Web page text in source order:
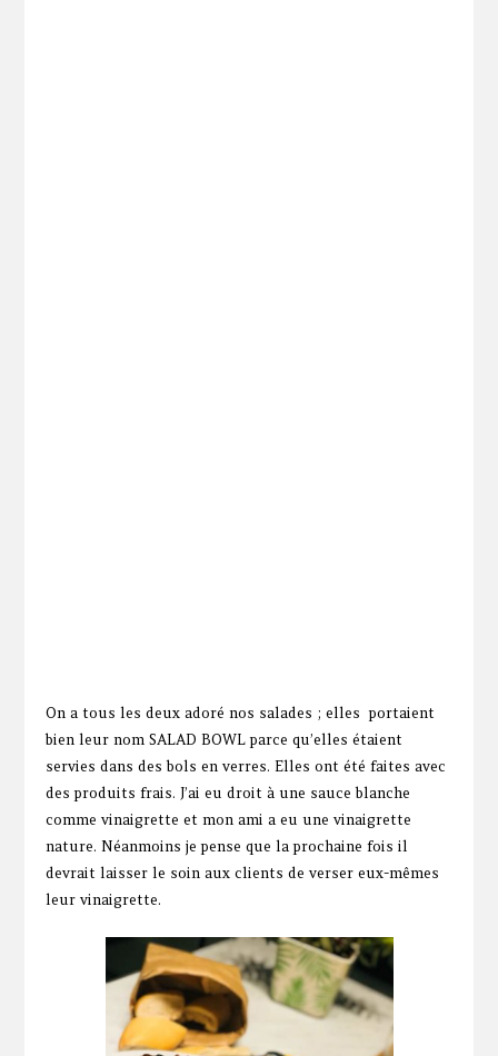
On a tous les deux adoré nos salades ; elles portaient
bien leur nom SALAD BOWL parce qu’elles étaient
servies dans des bols en verres. Elles ont été faites avec
des produits frais. J’ai eu droit à une sauce blanche
comme vinaigrette et mon ami a eu une vinaigrette
nature. Néanmoins je pense que la prochaine fois il
devrait laisser le soin aux clients de verser eux-mêmes
leur vinaigrette.